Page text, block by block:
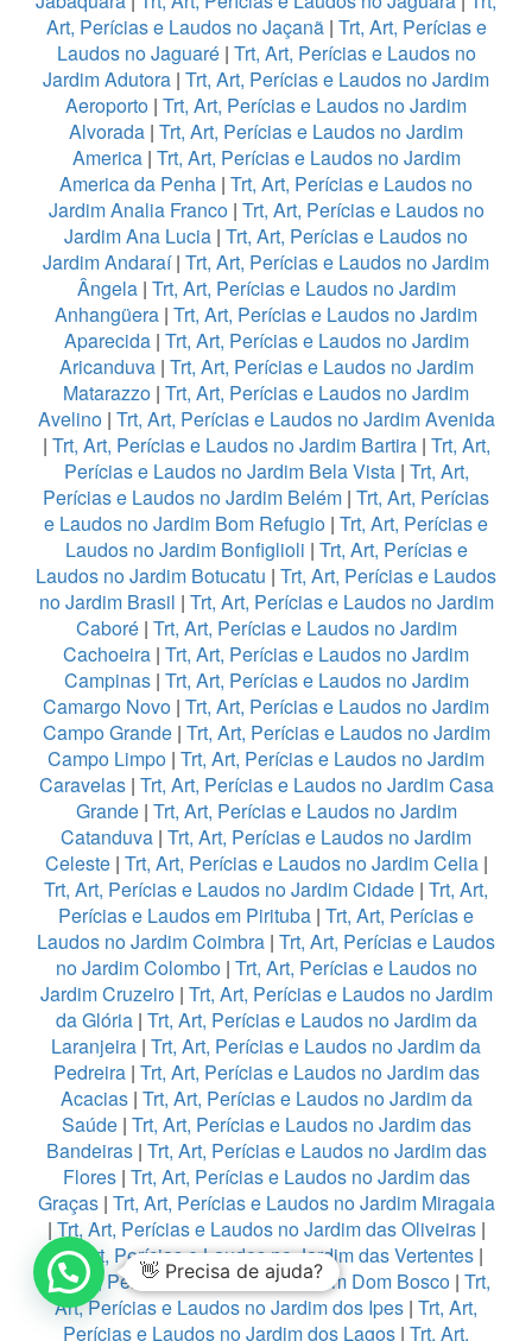
Art, Perícias e Laudos no Jaçanã| Trt, Art, Perícias e
Laudos no Jaguaré| Trt, Art, Perícias e Laudos no
Jardim Adutora | Trt, Art, Perícias e Laudos no Jardim
Aeroporto | Trt, Art, Perícias e Laudos no Jardim
Alvorada | Trt, Art, Perícias e Laudos no Jardim
America| Trt, Art, Perícias e Laudos no Jardim
America da Penha | Trt, Art, Perícias e Laudos no
Jardim Analia Franco| Trt, Art, Perícias e Laudos no
Jardim Ana Lucia | Trt, Art, Perícias e Laudos no
Jardim Andaraí| Trt, Art, Perícias e Laudos no Jardim
Ângela| Trt, Art, Perícias e Laudos no Jardim
Anhangüera | Trt, Art, Perícias e Laudos no Jardim
Aparecida| Trt, Art, Perícias e Laudos no Jardim
Aricanduva| Trt, Art, Perícias e Laudos no Jardim
Matarazzo | Trt, Art, Perícias e Laudos no Jardim
Avelino| Trt, Art, Perícias e Laudos no Jardim Avenida
| Trt, Art, Perícias e Laudos no Jardim Bartira| Trt, Art,
Perícias e Laudos no Jardim Bela Vista| Trt, Art,
Perícias e Laudos no Jardim Belém | Trt, Art, Perícias
e Laudos no Jardim Bom Refugio | Trt, Art, Perícias e
Laudos no Jardim Bonfiglioli | Trt, Art, Perícias e
Laudos no Jardim Botucatu | Trt, Art, Perícias e Laudos
no Jardim Brasil | Trt, Art, Perícias e Laudos no Jardim
Caboré| Trt, Art, Perícias e Laudos no Jardim
Cachoeira | Trt, Art, Perícias e Laudos no Jardim
Campinas| Trt, Art, Perícias e Laudos no Jardim
Camargo Novo | Trt, Art, Perícias e Laudos no Jardim
Campo Grande| Trt, Art, Perícias e Laudos no Jardim
Campo Limpo | Trt, Art, Perícias e Laudos no Jardim
Caravelas| Trt, Art, Perícias e Laudos no Jardim Casa
Grande| Trt, Art, Perícias e Laudos no Jardim
Catanduva | Trt, Art, Perícias e Laudos no Jardim
Celeste| Trt, Art, Perícias e Laudos no Jardim Celia|
Trt, Art, Perícias e Laudos no Jardim Cidade | Trt, Art,
Perícias e Laudos em Pirituba | Trt, Art, Perícias e
Laudos no Jardim Coimbra | Trt, Art, Perícias e Laudos
no Jardim Colombo| Trt, Art, Perícias e Laudos no
Jardim Cruzeiro| Trt, Art, Perícias e Laudos no Jardim
da Glória| Trt, Art, Perícias e Laudos no Jardim da
Laranjeira | Trt, Art, Perícias e Laudos no Jardim da
Pedreira| Trt, Art, Perícias e Laudos no Jardim das
Acacias| Trt, Art, Perícias e Laudos no Jardim da
Saúde| Trt, Art, Perícias e Laudos no Jardim das
Bandeiras| Trt, Art, Perícias e Laudos no Jardim das
Flores| Trt, Art, Perícias e Laudos no Jardim das
Graças| Trt, Art, Perícias e Laudos no Jardim Miragaia
| Trt, Art, Perícias e Laudos no Jardim das Oliveiras|
Trt, Art, Perícias e Laudos no Jardim das Vertentes|
Trt, Art, Perícias e Laudos no Jardim Dom Bosco| Trt,
Art, Perícias e Laudos no Jardim dos Ipes | Trt, Art,
Perícias e Laudos no Jardim dos Lagos | Trt, Art,
👋 Precisa de ajuda?